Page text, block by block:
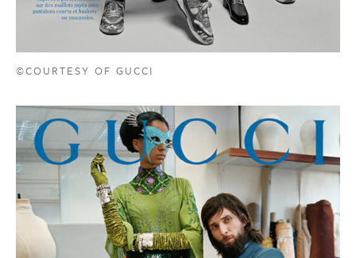
©COURTESY OF GUCCI